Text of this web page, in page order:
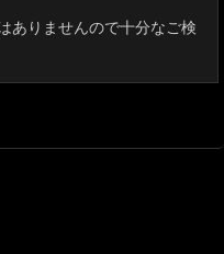
ありませんので十分なご検